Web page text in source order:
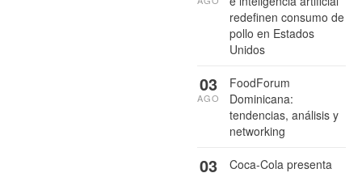
redefinen consumo de
pollo en Estados
Unidos
FoodForum
Dominicana:
tendencias, análisis y
networking
03
AGO
Coca-Cola presenta
03